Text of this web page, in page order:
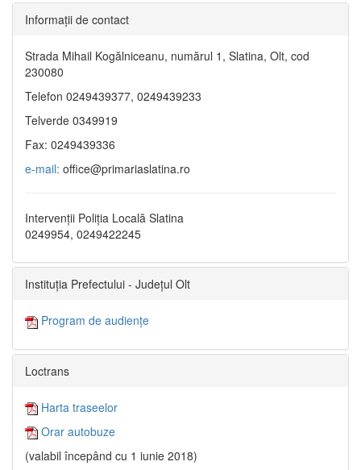
Informaţii de contact
Strada Mihail Kogălniceanu, numărul 1, Slatina, Olt, cod
230080
Telefon 0249439377, 0249439233
Telverde 0349919
Fax: 0249439336
e-mail: office@primariaslatina.ro
Intervenții Poliția Locală Slatina
0249954, 0249422245
Instituția Prefectului - Județul Olt
Program de audiențe
Loctrans
Harta traseelor
Orar autobuze
(valabil începând cu 1 iunie 2018)